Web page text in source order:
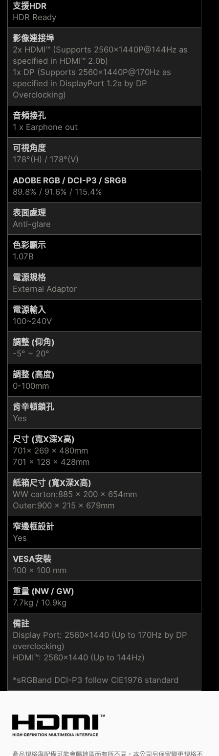
支援HDR
HDR Ready
影像連接埠
2x HDMI™ (Supports 2560x1440P@144Hz as
specified in HDMI™ 2.0b)
1x DP (Supports 2560x1440P@170Hz as
specified in DisplayPort 1.2a by DP
Overclocking)
音頻接孔
1 x Earphone out
可視角度
178°(H) / 178°(V)
ADOBE RGB / DCI-P3 / SRGB
89.8% / 91.6% / 115.4%
表面處理
Anti-glare
色彩顯示
1.07B
電源規格
External Adaptor
電源輸入
100~240V
調整 (仰角)
-5° ~ 20°
調整 (高度)
0-100mm
肯辛頓鎖孔
Yes
尺寸 (寬X深X高)
701x 269 x 480mm
701 x 128 x 428mm
紙箱尺寸 (寬X深X高)
WW carton:885 x 200 x 654mm
Outer:900 x 215 x 679mm
窄邊框設計
Yes
VESA安裝
100 x 100 mm
重量 (NW / GW)
7.7kg / 10.9kg
備註
Display Port: 2560x1440 (Up to 170Hz by DP
overclocking)
HDMI™: 2560x1440 (Up to 144Hz)
*sRGBand DCI-P3 follow CIE1976 standard
產品規格與配備可能會隨地區而有所不同，本公司另保留變更規格不